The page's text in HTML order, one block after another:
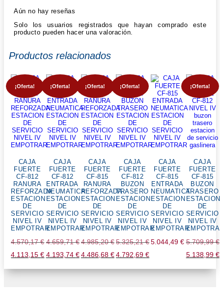
Aún no hay reseñas
Solo los usuarios registrados que hayan comprado este
producto pueden hacer una valoración.
Productos relacionados
¡Oferta!
CAJA
FUERTE
CF-812
RANURA
REFORZADA
ESTACION
DE
SERVICIO
NIVEL IV
EMPOTRAR
4.570,17€
El
4.113,15€
¡Oferta!
CAJA
FUERTE
CF-812
ENTRADA
NEUMATICA
ESTACION
DE
SERVICIO
NIVEL IV
EMPOTRAR
4.659,71€
El
4.193,74 €
¡Oferta!
CAJA
FUERTE
CF-815
RANURA
REFORZADA
ESTACION
DE
SERVICIO
NIVEL IV
EMPOTRAR
4.985,20€
El
4.486,68 €
¡Oferta!
CAJA
FUERTE
CF-812
BUZON
TRASERO
ESTACION
DE
SERVICIO
NIVEL IV
EMPOTRAR
5.325,21€
El
4.792,69€
CAJA
FUERTE
CF-815
ENTRADA
NEUMATICA
ESTACION
DE
SERVICIO
NIVEL IV
EMPOTRAR
5.044,49€
¡Oferta!
CAJA
FUERTE
CF-815
BUZON
TRASERO
ESTACION
DE
SERVICIO
NIVEL IV
5.709,99€
El
5.138,99 €